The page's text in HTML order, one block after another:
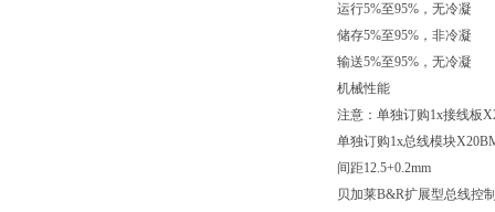
运行5%至95%，无冷凝
储存5%至95%，非冷凝
输送5%至95%，无冷凝
机械性能
注意：单独订购1x接线板
单独订购1x总线模块
间距12.5+0.2mm
贝加莱B&R扩展型总线控